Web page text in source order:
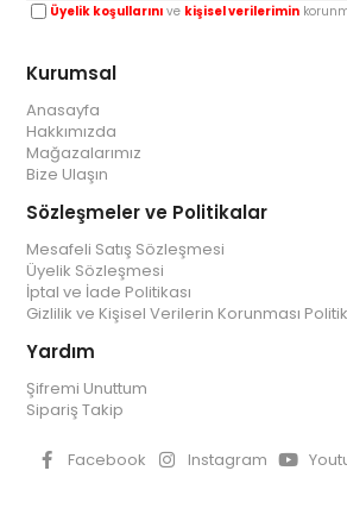
Üyelik koşullarını ve kişisel verilerimin
Kurumsal
Anasayfa
Hakkımızda
Mağazalarımız
Bize Ulaşın
Sözleşmeler ve Politikalar
Mesafeli Satış Sözleşmesi
Üyelik Sözleşmesi
İptal ve İade Politikası
Gizlilik ve Kişisel Verilerin Korunması
Yardım
Şifremi Unuttum
Sipariş Takip
Facebook Instagram